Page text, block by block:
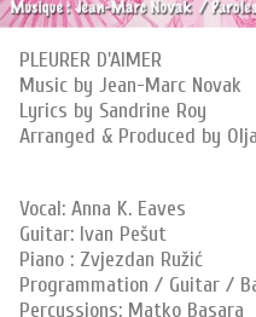
PLEURER D'AIMER
Music by Jean-Marc Novak
Lyrics by Sandrine Roy
Arranged & Produced by
Vocal: Anna K. Eaves
Guitar: Ivan Pešut
Piano : Zvjezdan Ružić
Programmation / Guitar /
Percussions: Matko Basara